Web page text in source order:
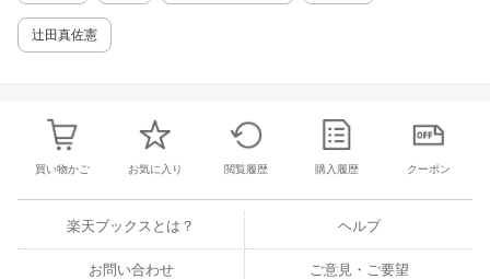
辻田真佐憲
買い物かご お気に入り 閲覧履歴 購入履歴 クーポン
楽天ブックスとは？ ヘルプ
お問い合わせ ご意見・ご要望